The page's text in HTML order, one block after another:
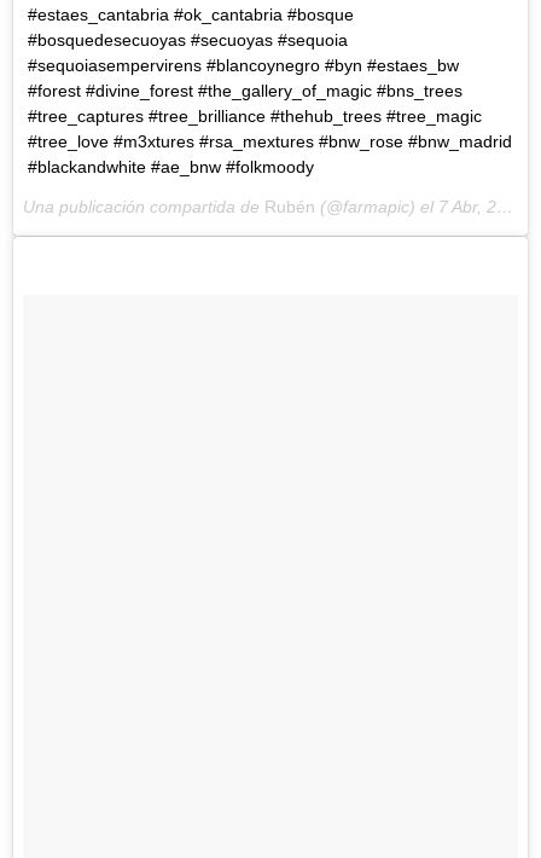
#estaes_cantabria #ok_cantabria #bosque
#bosquedesecuoyas #secuoyas #sequoia
#sequoiasempervirens #blancoynegro #byn #estaes_bw
#forest #divine_forest #the_gallery_of_magic #bns_trees
#tree_captures #tree_brilliance #thehub_trees #tree_magic
#tree_love #m3xtures #rsa_mextures #bnw_rose #bnw_madrid
#blackandwhite #ae_bnw #folkmoody
Una publicación compartida de Rubén (@farmapic) el 7 Abr, 2018 a las 6:51 PDT